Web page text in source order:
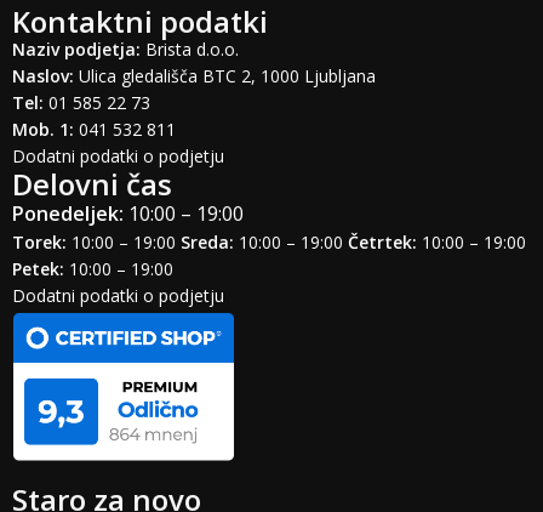
Kontaktni podatki
Naziv podjetja: Brista d.o.o.
Naslov: Ulica gledališča BTC 2, 1000 Ljubljana
Tel: 01 585 22 73
Mob. 1: 041 532 811
Dodatni podatki o podjetju
Delovni čas
Ponedeljek: 10:00 – 19:00
Torek: 10:00 – 19:00 Sreda: 10:00 – 19:00 Četrtek: 10:00 – 19:00
Petek: 10:00 – 19:00
Dodatni podatki o podjetju
Staro za novo